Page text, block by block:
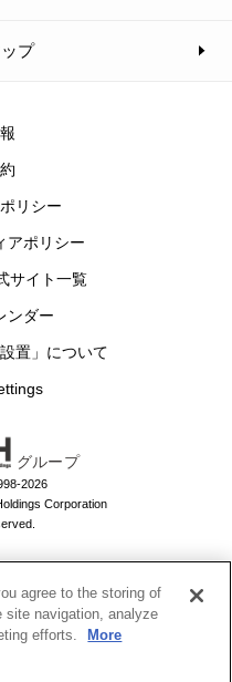
プ
リシー
アポリシー
サイト一覧
ンダー
置」について
グループ
2026
Corporation
agree to the storing of
site navigation, analyze
efforts.
More
物アプリ
ら必須！